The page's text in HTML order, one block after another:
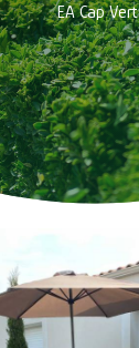
EA Cap Vert